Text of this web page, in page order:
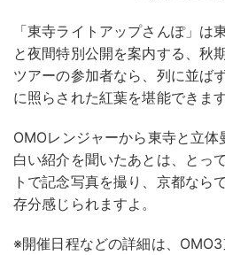
「東寺ライトアップさんぽ」は
と夜間特別公開を案内する、秋
ツアーの参加者なら、列に並ば
に照らされた紅葉を堪能できます
OMOレンジャーから東寺と立
白い紹介を聞いたあとは、とっ
トで記念写真を撮り、京都なら
存分感じられますよ。
※開催日程などの詳細は、